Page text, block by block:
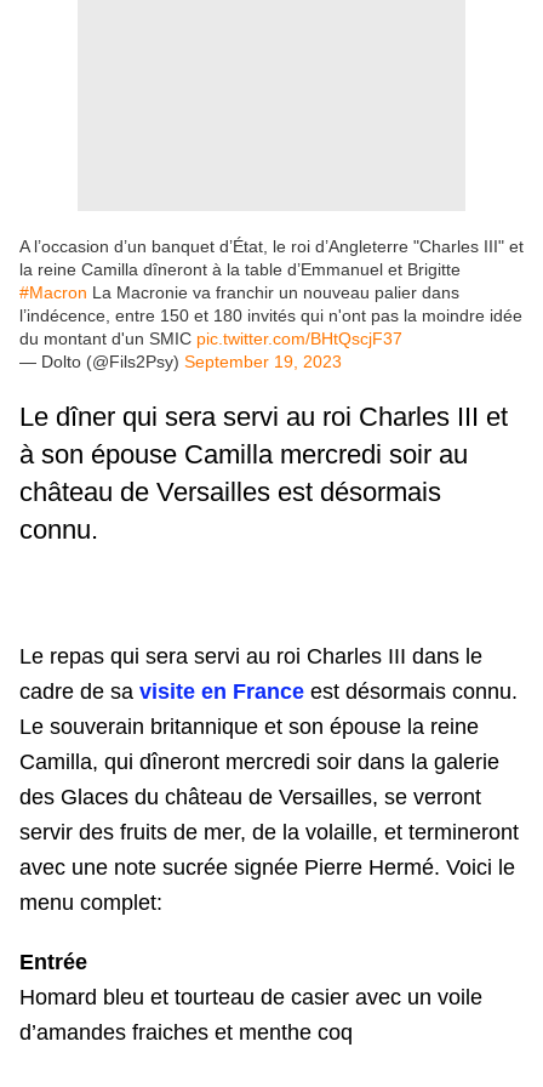
A l’occasion d’un banquet d’État, le roi d’Angleterre "Charles III" et
la reine Camilla dîneront à la table d’Emmanuel et Brigitte
#Macron La Macronie va franchir un nouveau palier dans
l’indécence, entre 150 et 180 invités qui n'ont pas la moindre idée
du montant d'un SMIC pic.twitter.com/BHtQscjF37
— Dolto (@Fils2Psy) September 19, 2023
Le dîner qui sera servi au roi Charles III et
à son épouse Camilla mercredi soir au
château de Versailles est désormais
connu.
Le repas qui sera servi au roi Charles III dans le
cadre de sa visite en France est désormais connu.
Le souverain britannique et son épouse la reine
Camilla, qui dîneront mercredi soir dans la galerie
des Glaces du château de Versailles, se verront
servir des fruits de mer, de la volaille, et termineront
avec une note sucrée signée Pierre Hermé. Voici le
menu complet:
Entrée
Homard bleu et tourteau de casier avec un voile
d’amandes fraiches et menthe coq